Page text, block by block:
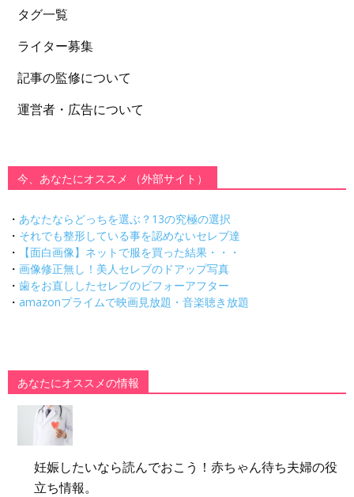
タグ一覧
ライター募集
記事の監修について
運営者・広告について
今、あなたにオススメ （外部サイト）
・ あなたならどっちを選ぶ？13の究極の選択
・ それでも整形している事を認めないセレブ達
・
【面白画像】ネットで服を買った結果・・・
・ 画像修正無し！美人セレブのドアップ写真
・ 歯をお直ししたセレブのビフォーアフター
・ amazonプライムで映画見放題・音楽聴き放題
あなたにオススメの情報
妊娠したいなら読んでおこう！赤ちゃん待ち夫婦の役
立ち情報。